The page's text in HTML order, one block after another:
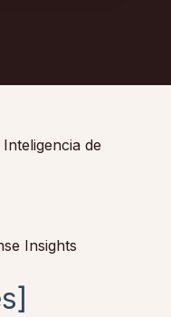
de
Insights